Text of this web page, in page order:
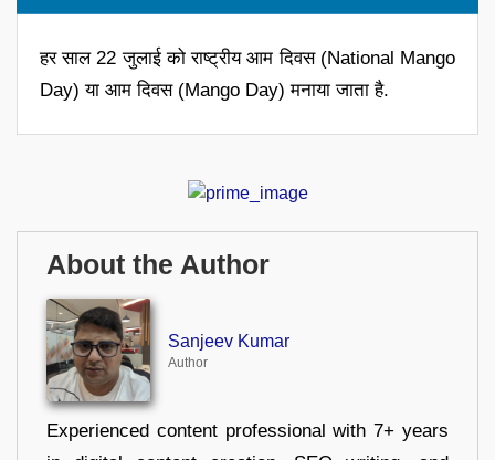
हर साल 22 जुलाई को राष्ट्रीय आम दिवस (National Mango
Day) या आम दिवस (Mango Day) मनाया जाता है.
About the Author
Sanjeev Kumar
Author
Experienced content professional with 7+ years